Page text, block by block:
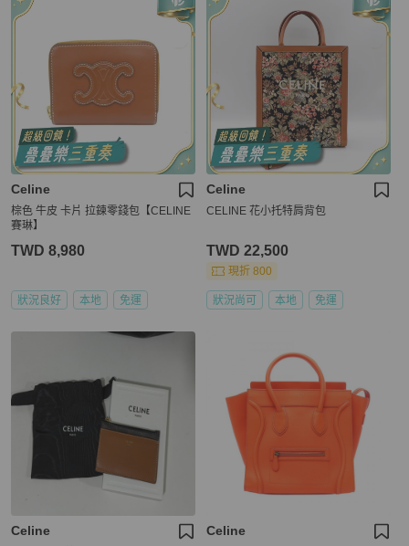
Celine
棕色 牛皮 卡片 拉鍊零錢包【CELINE
賽琳】
TWD 8,980
狀況良好 本地 免運
Celine
CELINE 花小托特肩背包
TWD 22,500
現折 800
狀況尚可 本地 免運
Celine Celine